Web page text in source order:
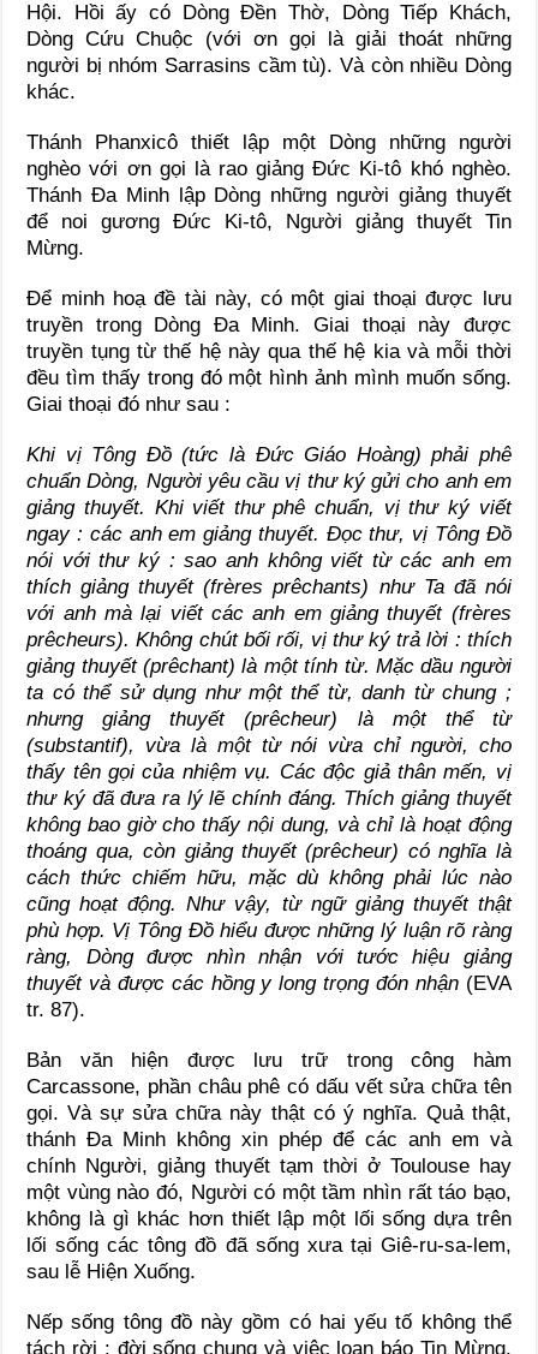
Hội. Hồi ấy có Dòng Đền Thờ, Dòng Tiếp Khách,
Dòng Cứu Chuộc (với ơn gọi là giải thoát những
người bị nhóm Sarrasins cầm tù). Và còn nhiều Dòng
khác.
Thánh Phanxicô thiết lập một Dòng những người
nghèo với ơn gọi là rao giảng Đức Ki-tô khó nghèo.
Thánh Đa Minh lập Dòng những người giảng thuyết
để noi gương Đức Ki-tô, Người giảng thuyết Tin
Mừng.
Để minh hoạ đề tài này, có một giai thoại được lưu
truyền trong Dòng Đa Minh. Giai thoại này được
truyền tụng từ thế hệ này qua thế hệ kia và mỗi thời
đều tìm thấy trong đó một hình ảnh mình muốn sống.
Giai thoại đó như sau :
Khi vị Tông Đồ (tức là Đức Giáo Hoàng) phải phê
chuẩn Dòng, Người yêu cầu vị thư ký gửi cho anh em
giảng thuyết. Khi viết thư phê chuẩn, vị thư ký viết
ngay : các anh em giảng thuyết. Đọc thư, vị Tông Đồ
nói với thư ký : sao anh không viết từ các anh em
thích giảng thuyết (frères prêchants) như Ta đã nói
với anh mà lại viết các anh em giảng thuyết (frères
prêcheurs). Không chút bối rối, vị thư ký trả lời : thích
giảng thuyết (prêchant) là một tính từ. Mặc dầu người
ta có thể sử dụng như một thể từ, danh từ chung ;
nhưng giảng thuyết (prêcheur) là một thể từ
(substantif), vừa là một từ nói vừa chỉ người, cho
thấy tên gọi của nhiệm vụ. Các độc giả thân mến, vị
thư ký đã đưa ra lý lẽ chính đáng. Thích giảng thuyết
không bao giờ cho thấy nội dung, và chỉ là hoạt động
thoáng qua, còn giảng thuyết (prêcheur) có nghĩa là
cách thức chiếm hữu, mặc dù không phải lúc nào
cũng hoạt động. Như vậy, từ ngữ giảng thuyết thật
phù hợp. Vị Tông Đồ hiểu được những lý luận rõ ràng
ràng, Dòng được nhìn nhận với tước hiệu giảng
thuyết và được các hồng y long trọng đón nhận(EVA
tr. 87).
Bản văn hiện được lưu trữ trong công hàm
Carcassone, phần châu phê có dấu vết sửa chữa tên
gọi. Và sự sửa chữa này thật có ý nghĩa. Quả thật,
thánh Đa Minh không xin phép để các anh em và
chính Người, giảng thuyết tạm thời ở Toulouse hay
một vùng nào đó, Người có một tầm nhìn rất táo bạo,
không là gì khác hơn thiết lập một lối sống dựa trên
lối sống các tông đồ đã sống xưa tại Giê-ru-sa-lem,
sau lễ Hiện Xuống.
Nếp sống tông đồ này gồm có hai yếu tố không thể
tách rời : đời sống chung và việc loan báo Tin Mừng.